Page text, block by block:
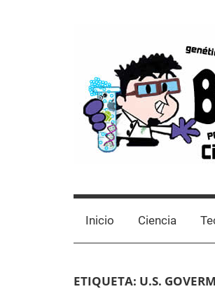
Blog
de
científicos,
Tutoriales,
desde
Inicio Ciencia
ETIQUETA: U.S.